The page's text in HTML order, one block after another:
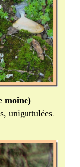
moine)
uniguttulées.